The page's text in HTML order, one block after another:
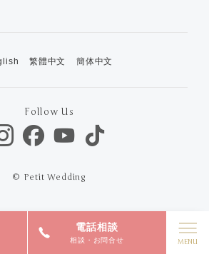
電話相談
相談・お問合せ
繁體中文 簡体中文
Follow Us
© Petit Wedding